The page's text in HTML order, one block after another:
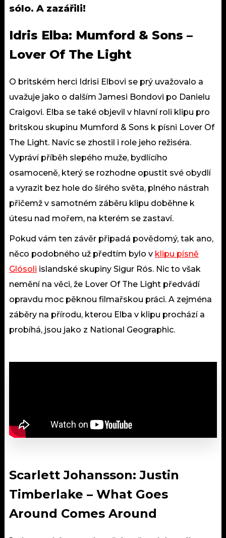
sólo. A zazářili!
Idris Elba: Mumford & Sons –
Lover Of The Light
O britském herci Idrisi Elbovi se prý uvažovalo a
uvažuje jako o dalším Jamesi Bondovi po Danielu
Craigovi. Elba se také objevil v hlavní roli klipu pro
britskou skupinu Mumford & Sons k písni Lover Of
The Light. Navíc se zhostil i role jeho režiséra.
Vypráví příběh slepého muže, bydlícího
osamoceně, který se rozhodne opustit své obydlí
a vyrazit bez hole do širého světa, plného nástrah
přičemž v samotném záběru klipu doběhne k
útesu nad mořem, na kterém se zastaví.
Pokud vám ten závěr připadá povědomý, tak ano,
něco podobného už předtím bylo v klipu písně
Glósoli islandské skupiny Sigur Rós. Nic to však
nemění na věci, že Lover Of The Light předvádí
opravdu moc pěknou filmařskou práci. A zejména
záběry na přírodu, kterou Elba v klipu prochází a
probíhá, jsou jako z National Geographic.
Scarlett Johansson: Justin
Timberlake – What Goes
Around Comes Around